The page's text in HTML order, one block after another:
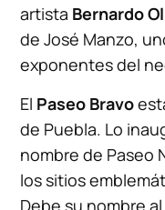
artista Bernardo
de José Manzo,
exponentes del
El Paseo Bravo
de Puebla. Lo
nombre de Paseo
los sitios
Debe su nombre